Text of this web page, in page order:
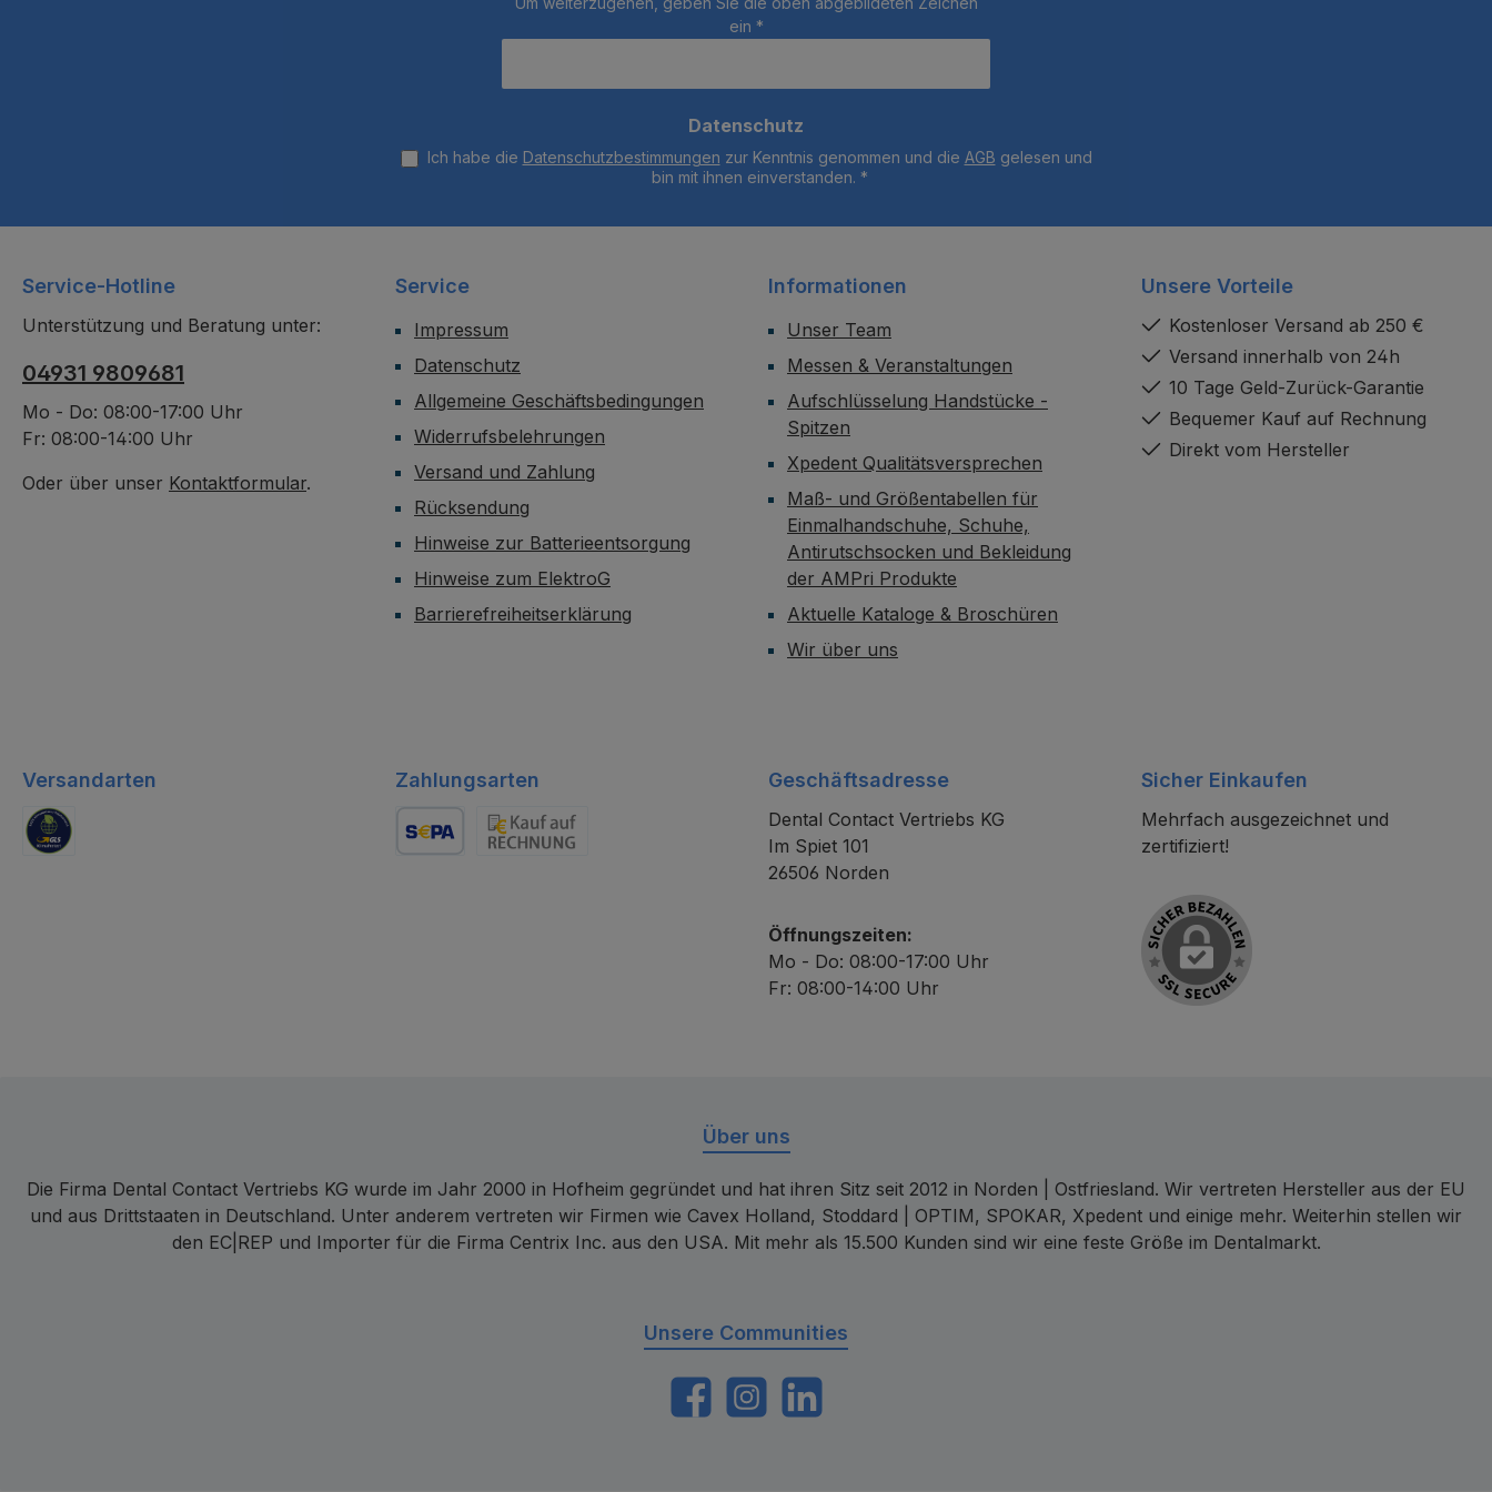
ein *
Datenschutz
Ich habe die Datenschutzbestimmungen zur Kenntnis genommen und die AGB gelesen und
bin mit ihnen einverstanden. *
Service-Hotline
Unterstützung und Beratung unter:
04931 9809681
Mo - Do: 08:00-17:00 Uhr
Fr: 08:00-14:00 Uhr
Oder über unser Kontaktformular.
Service
Impressum
Datenschutz
Allgemeine Geschäftsbedingungen
Widerrufsbelehrungen
Versand und Zahlung
Rücksendung
Hinweise zur Batterieentsorgung
Hinweise zum ElektroG
Barrierefreiheitserklärung
Informationen
Unser Team
Messen & Veranstaltungen
Aufschlüsselung Handstücke -
Spitzen
Xpedent Qualitätsversprechen
Maß- und Größentabellen für
Einmalhandschuhe, Schuhe,
Antirutschsocken und Bekleidung
der AMPri Produkte
Aktuelle Kataloge & Broschüren
Wir über uns
Unsere Vorteile
Kostenloser Versand ab 250 €
Versand innerhalb von 24h
10 Tage Geld-Zurück-Garantie
Bequemer Kauf auf Rechnung
Direkt vom Hersteller
Versandarten Zahlungsarten Geschäftsadresse
Dental Contact Vertriebs KG
Im Spiet 101
26506 Norden
Öffnungszeiten:
Mo - Do: 08:00-17:00 Uhr
Fr: 08:00-14:00 Uhr
Sicher Einkaufen
Mehrfach ausgezeichnet und
zertifiziert!
Über uns
Die Firma Dental Contact Vertriebs KG wurde im Jahr 2000 in Hofheim gegründet und hat ihren Sitz seit 2012 in Norden | Ostfriesland. Wir vertreten Hersteller aus der EU
und aus Drittstaaten in Deutschland. Unter anderem vertreten wir Firmen wie Cavex Holland, Stoddard | OPTIM, SPOKAR, Xpedent und einige mehr. Weiterhin stellen wir
den EC|REP und Importer für die Firma Centrix Inc. aus den USA. Mit mehr als 15.500 Kunden sind wir eine feste Größe im Dentalmarkt.
Unsere Communities
https://www.facebook.com/dentalcontact
InstagramLinkedIn